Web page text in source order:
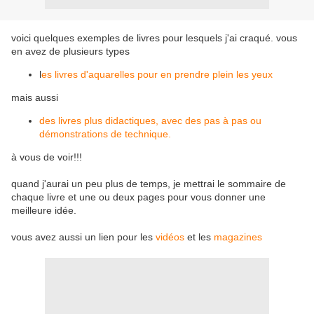
voici quelques exemples de livres pour lesquels j'ai craqué. vous
en avez de plusieurs types
les livres d'aquarelles pour en prendre plein les yeux
mais aussi
des livres plus didactiques, avec des pas à pas ou
démonstrations de technique.
à vous de voir!!!
quand j'aurai un peu plus de temps, je mettrai le sommaire de
chaque livre et une ou deux pages pour vous donner une
meilleure idée.
vous avez aussi un lien pour les vidéos et les magazines